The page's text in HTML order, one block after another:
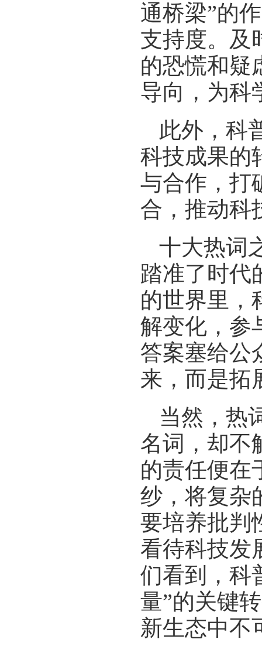
通桥梁”的
支持度。及
的恐慌和疑
导向，为科
此外，科
科技成果的
与合作，打
合，推动科
十大热词
踏准了时代
的世界里
解变化，参
答案塞给公
来，而是拓
当然，热
名词，却不
的责任便在
纱，将复杂
要培养批判
看待科技发
们看到，科
量”的关键
新生态中不